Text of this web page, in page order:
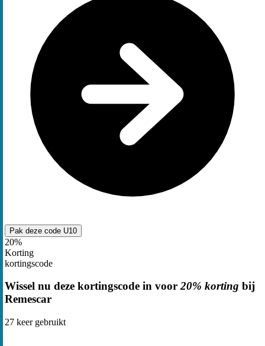
Pak deze code U10
20%
Korting
kortingscode
Wissel nu deze kortingscode in voor20% korting bij
Remescar
27 keer gebruikt